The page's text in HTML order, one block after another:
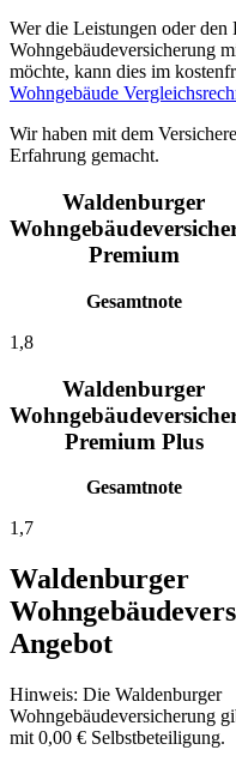
Wer die Leistungen oder den
Wohngebäudeversicherung
möchte, kann dies im
Wohngebäude
Wir haben mit dem
Erfahrung gemacht.
Waldenburger
Premium
Gesamtnote
1,8
Waldenburger
Premium Plus
Gesamtnote
1,7
Waldenburger
Angebot
Hinweis: Die Waldenburger
Wohngebäudeversicherung
mit 0,00 € Selbstbeteiligung.